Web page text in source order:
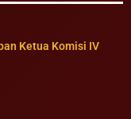
Ketua Komisi IV